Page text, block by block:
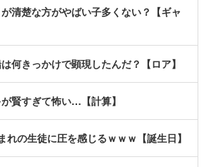
が清楚な方がやばい子多くない？【ギャ
何きっかけで顕現したんだ？【ロア】
賢すぎて怖い…【計算】
れの生徒に圧を感じるｗｗｗ【誕生日】